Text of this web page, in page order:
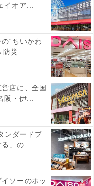
オア...
“ちいかわ
災...
営店に、全国
・伊...
ンダードプ
」の...
ソーのポッ